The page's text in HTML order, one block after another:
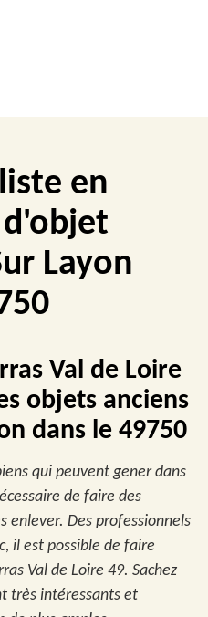
en
Layon
Val de Loire
objets anciens
dans le 49750
qui peuvent gener dans
de faire des
enlever. Des professionnels
il est possible de faire
Val de Loire 49. Sachez
très intéressants et